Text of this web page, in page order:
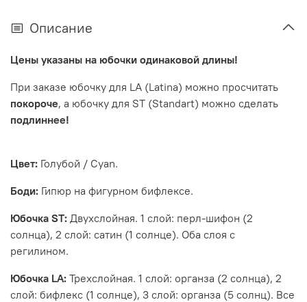
Описание
Цены указаны на юбочки одинаковой длины!
При заказе юбочку для LA (Latina) можно просчитать
покороче, а юбочку для ST (Standart) можно сделать
подлиннее!
Цвет: Голубой / Cyan.
Боди: Гипюр на фигурном бифлексе.
Юбочка ST: Двухслойная. 1 слой: перл-шифон (2
солнца), 2 слой: сатин (1 солнце). Оба слоя с
регилином.
Юбочка LA: Трехслойная. 1 слой: органза (2 солнца), 2
слой: бифлекс (1 солнце), 3 слой: органза (5 солнц). Все